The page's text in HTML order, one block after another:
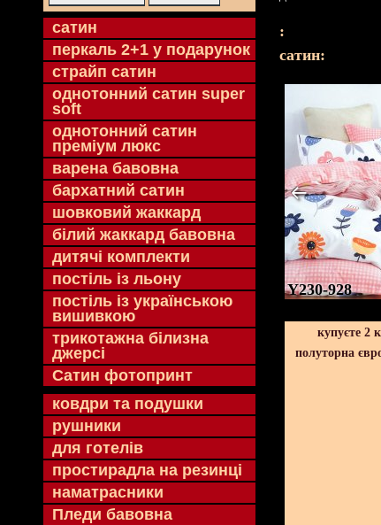
cатин
перкаль 2+1 у подарунок
страйп сатин
однотонний сатин super
soft
однотонний сатин
преміум люкс
варена бавовна
бархатний сатин
шовковий жаккард
білий жаккард бавовна
дитячі комплекти
постіль із льону
постіль із українською
вишивкою
трикотажна білизна
джерсі
Сатин фотопринт
ковдри та подушки
рушники
для готелів
простирадла на резинці
наматрасники
Пледи бавовна
:
cатин:
Y230-928
купуєте 2
полуторна